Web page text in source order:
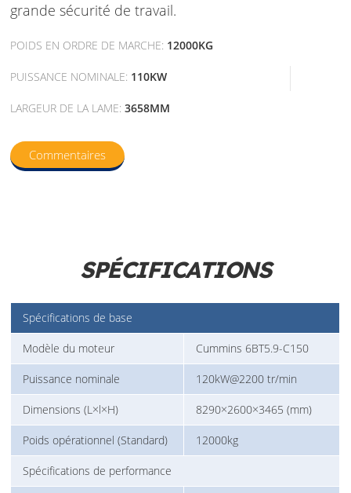
grande sécurité de travail.
POIDS EN ORDRE DE MARCHE: 12000KG
PUISSANCE NOMINALE: 110KW
LARGEUR DE LA LAME:3658MM
Commentaires
SPÉCIFICATIONS
Spécifications de base
Modèle du moteur Cummins 6BT5.9-C150
Puissance nominale 120kW@2200 tr/min
Dimensions (L×l×H) 8290×2600×3465 (mm)
Poids opérationnel (Standard) 12000kg
Spécifications de performance